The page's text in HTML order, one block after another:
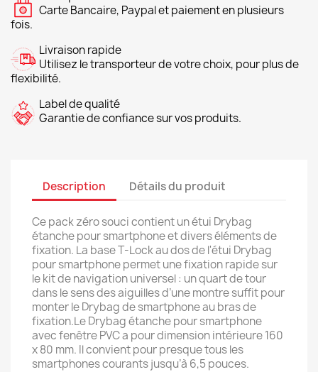
Carte Bancaire, Paypal et paiement en plusieurs
fois.
Livraison rapide
Utilisez le transporteur de votre choix, pour plus de
flexibilité.
Label de qualité
Garantie de confiance sur vos produits.
Description Détails du produit
Ce pack zéro souci contient un étui Drybag
étanche pour smartphone et divers éléments de
fixation. La base T-Lock au dos de l'étui Drybag
pour smartphone permet une fixation rapide sur
le kit de navigation universel : un quart de tour
dans le sens des aiguilles d’une montre suffit pour
monter le Drybag de smartphone au bras de
fixation.Le Drybag étanche pour smartphone
avec fenêtre PVC a pour dimension intérieure 160
x 80 mm. Il convient pour presque tous les
smartphones courants jusqu’à 6,5 pouces.